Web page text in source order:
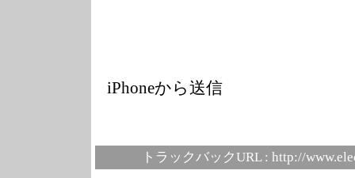
iPhoneから送信
トラックバックURL : http://